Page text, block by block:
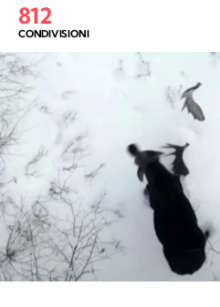
812
CONDIVISIONI